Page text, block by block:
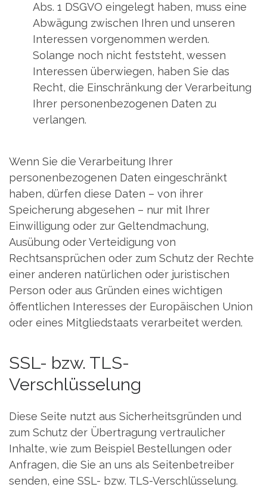
Abs. 1 DSGVO eingelegt haben, muss eine
Abwägung zwischen Ihren und unseren
Interessen vorgenommen werden.
Solange noch nicht feststeht, wessen
Interessen überwiegen, haben Sie das
Recht, die Einschränkung der Verarbeitung
Ihrer personenbezogenen Daten zu
verlangen.
Wenn Sie die Verarbeitung Ihrer
personenbezogenen Daten eingeschränkt
haben, dürfen diese Daten – von ihrer
Speicherung abgesehen – nur mit Ihrer
Einwilligung oder zur Geltendmachung,
Ausübung oder Verteidigung von
Rechtsansprüchen oder zum Schutz der Rechte
einer anderen natürlichen oder juristischen
Person oder aus Gründen eines wichtigen
öffentlichen Interesses der Europäischen Union
oder eines Mitgliedstaats verarbeitet werden.
SSL- bzw. TLS-
Verschlüsselung
Diese Seite nutzt aus Sicherheitsgründen und
zum Schutz der Übertragung vertraulicher
Inhalte, wie zum Beispiel Bestellungen oder
Anfragen, die Sie an uns als Seitenbetreiber
senden, eine SSL- bzw. TLS-Verschlüsselung.